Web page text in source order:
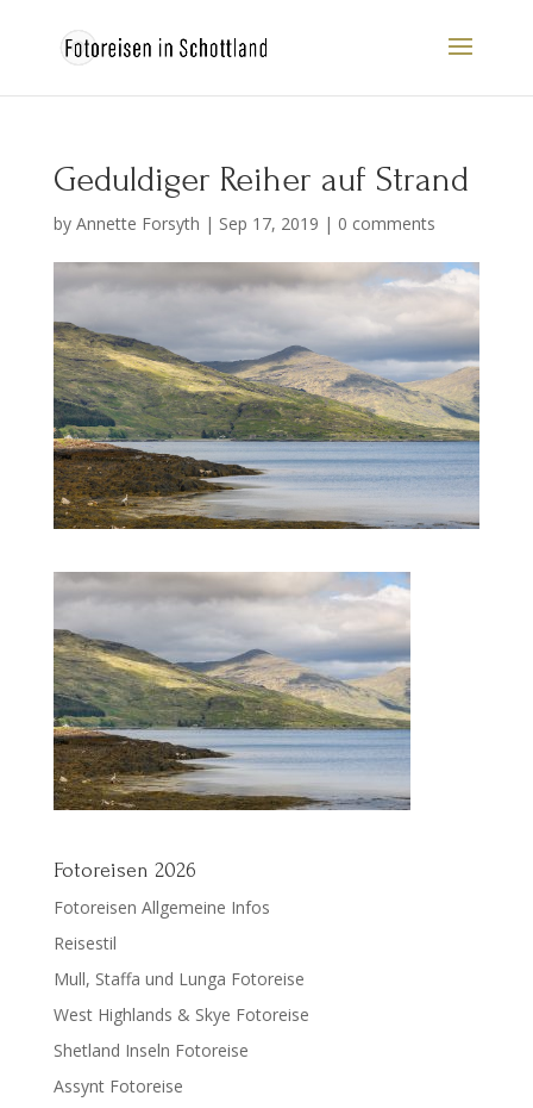
Geduldiger Reiher auf Strand
by Annette Forsyth | Sep 17, 2019 | 0 comments
Fotoreisen 2026
Fotoreisen Allgemeine Infos
Reisestil
Mull, Staffa und Lunga Fotoreise
West Highlands & Skye Fotoreise
Shetland Inseln Fotoreise
Assynt Fotoreise